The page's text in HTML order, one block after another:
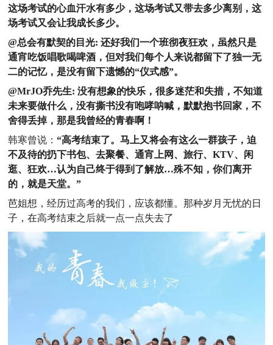
这场考试的心血汗水有多少，这场考试又带去多少离别，这
场考试又会让我成长多少。
@总会有默契的目光:还好我们一个班彻夜狂欢，虽然只是
通宵吃饭唱歌喝啤酒，但对我们每个人来说都留下了独一无
二的记忆，是没有留下遗憾的“仪式感”。
@MrJO乔先生:没有想象的快乐，很多迷茫和失措，不知道
未来要做什么，没有撕书没有咆哮呐喊，默默抱书回家，不
舍得丢掉，那是我曾经的青春啊！
韩寒曾说：“高考结束了。马上又将会有这么一群孩子，迫
不及待的扔下书包、去聚餐、通宵上网、旅行、KTV、闲
逛、狂欢…认为自己终于得到了解放…殊不知，你们离开
的，就是天堂。”
芭姐想，经历过高考的我们，应该都懂。那种岁月无忧的日
子，在高考结束之后就一点一点失去了